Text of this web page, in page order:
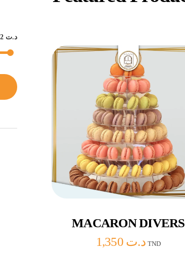
MACARON DIVERS
د.ت 1,350 TND
Ajouter au panier
د.ت 2